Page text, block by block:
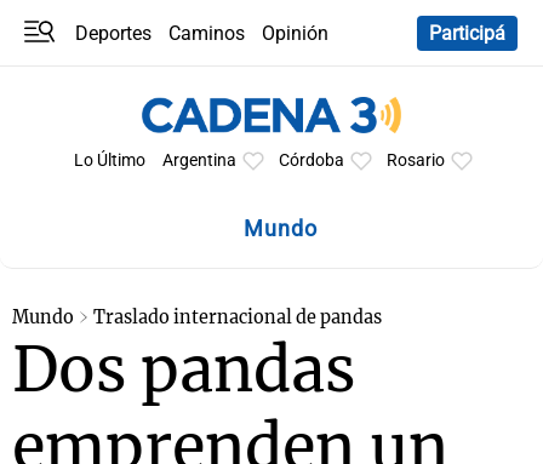
Deportes Caminos
Opinión
Participá
Lo Último Argentina Córdoba Rosario
Mundo
Mundo Traslado internacional de pandas
Dos pandas
emprenden un